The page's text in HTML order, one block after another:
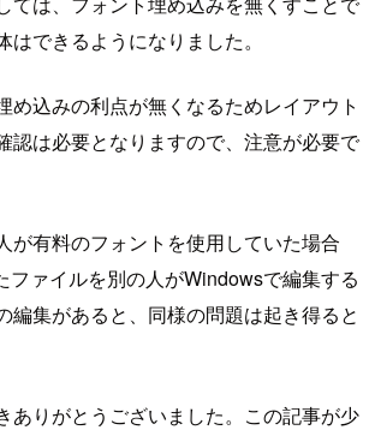
はできるようになりました。
め込みの利点が無くなるためレイアウト
認は必要となりますので、注意が必要で
が有料のフォントを使用していた場合
ファイルを別の人がWindowsで編集する
編集があると、同様の問題は起き得ると
ありがとうございました。この記事が少